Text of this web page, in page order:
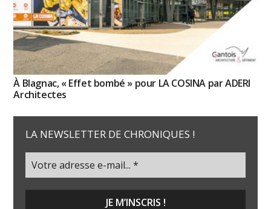
À Blagnac, « Effet bombé » pour LA COSINA par ADERI
Architectes
LA NEWSLETTER DE CHRONIQUES !